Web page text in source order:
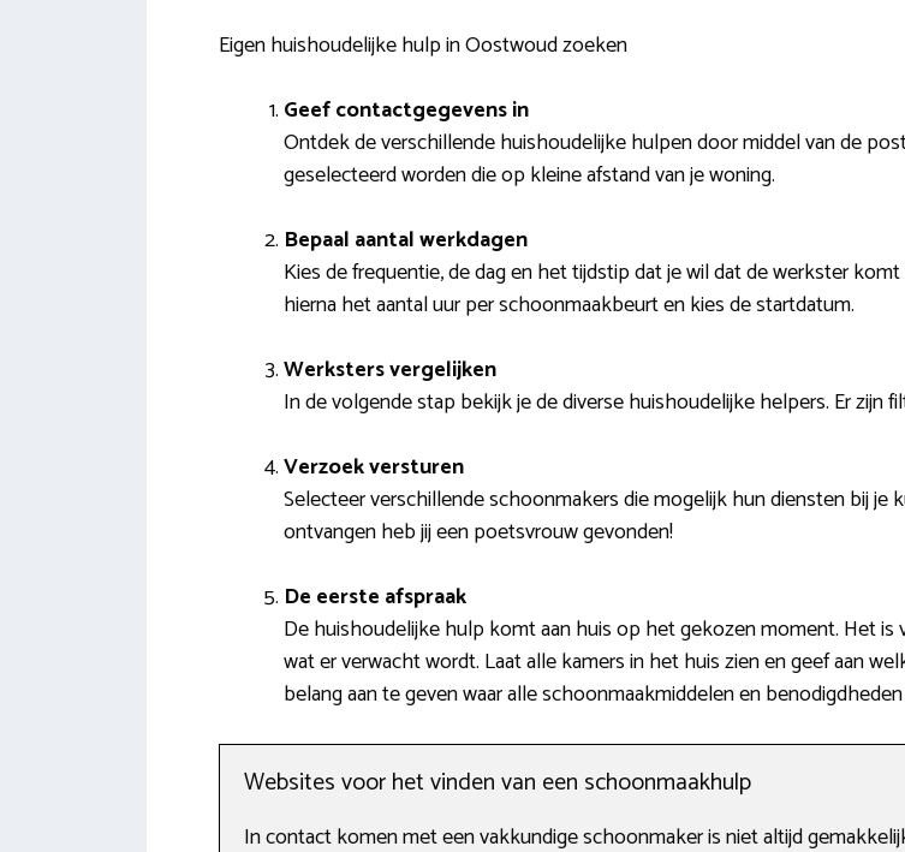
Eigen huishoudelijke hulp in Oostwoud zoeken
Geef contactgegevens in
Ontdek de verschillende huishoudelijke hulpen door middel van de
geselecteerd worden die op kleine afstand van je woning.
Bepaal aantal werkdagen
Kies de frequentie, de dag en het tijdstip dat je wil dat de werkster
hierna het aantal uur per schoonmaakbeurt en kies de startdatum.
Werksters vergelijken
In de volgende stap bekijk je de diverse huishoudelijke helpers. Er
Verzoek versturen
Selecteer verschillende schoonmakers die mogelijk hun diensten bij
ontvangen heb jij een poetsvrouw gevonden!
De eerste afspraak
De huishoudelijke hulp komt aan huis op het gekozen moment. Het is
wat er verwacht wordt. Laat alle kamers in het huis zien en geef aan
belang aan te geven waar alle schoonmaakmiddelen en
Websites voor het vinden van een schoonmaakhulp
In contact komen met een vakkundige schoonmaker is niet altijd